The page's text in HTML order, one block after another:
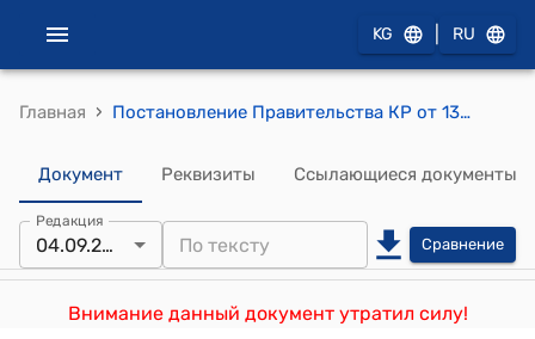
KG RU
Главная › Постановление Правительства КР от 13 февраля 2017 года № 101 "О внесении дополнений в постановление Правительства Кыргызской Республики "Об утверждении Положения о порядке представления отчетности профессиональными участниками рынка ценных бумаг в Кыргызской Республике" от 11 июля 2011 года № 381"
Документ Реквизиты Ссылающиеся документы
Редакция
04.09.2018 Сравнение
Внимание данный документ утратил силу!